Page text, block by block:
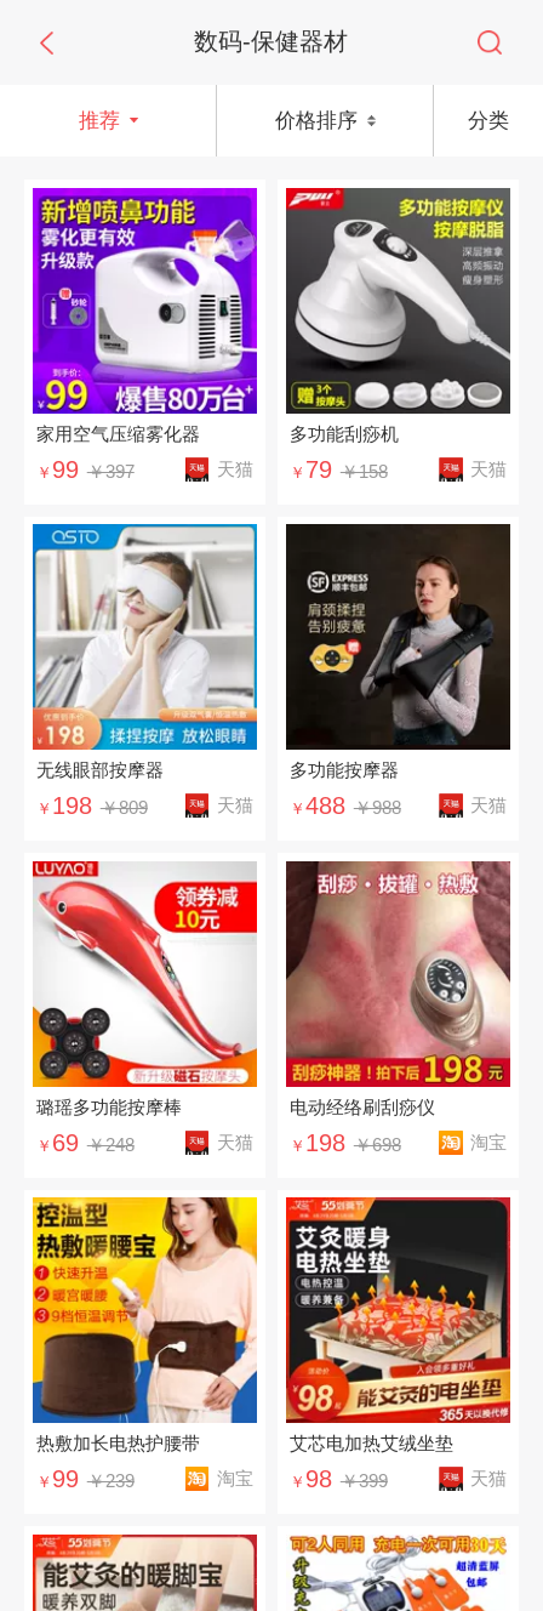
数码-保健器材
推荐 价格排序 分类
家用空气压缩雾化器
￥ 99 ￥397 天猫
多功能刮痧机
￥ 79 ￥158 天猫
无线眼部按摩器
￥ 198 ￥809 天猫
多功能按摩器
￥ 488 ￥988 天猫
璐瑶多功能按摩棒
￥ 69 ￥248 天猫
电动经络刷刮痧仪
￥ 198 ￥698 淘宝
热敷加长电热护腰带
￥ 99 ￥239 淘宝
艾芯电加热艾绒坐垫
￥ 98 ￥399 天猫